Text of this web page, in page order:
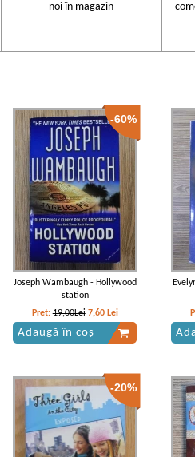
noi în magazin
-60%
Joseph Wambaugh - Hollywood
station
Pret:19,00Lei 7,60 Lei
Adaugă în coș
-20%